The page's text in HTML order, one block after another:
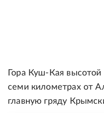
Гора Куш-Кая
семи километрах от
главную гряду